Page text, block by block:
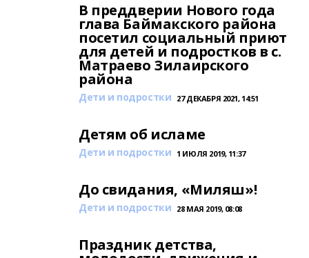
В преддверии Нового года
глава Баймакского района
посетил социальный приют
для детей и подростков в с.
Матраево Зилаирского
района
Дети и подростки 27 ДЕКАБРЯ 2021, 14:51
Детям об исламе
Дети и подростки 1 ИЮЛЯ 2019, 11:37
До свидания, «Миляш»!
Дети и подростки 28 МАЯ 2019, 08:08
Праздник детства,